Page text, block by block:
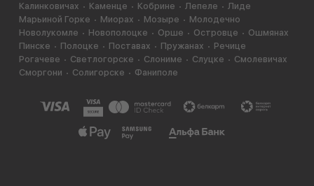
Калинковичах
Каменце Кобрине Лепеле
Лиде
Марьиной Горке
Миорах Мозыре
Молодечно
Новолукомле
Новополоцке Орше Островце
Ошмянах
Пинске
Полоцке Поставах Пружанах
Речице
Рогачеве
Светлогорске Слониме Слуцке
Смолевичах
Сморгони
Солигорске Фаниполе